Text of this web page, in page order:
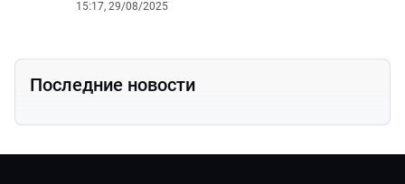
15:17, 29/08/2025
Последние новости